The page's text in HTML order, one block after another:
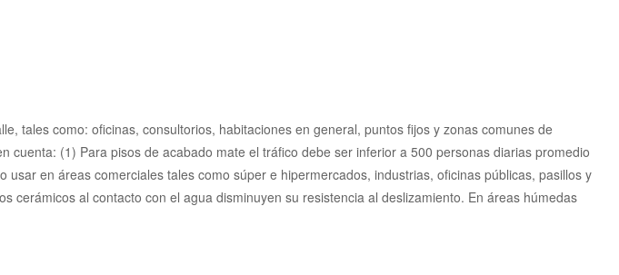
tales como: oficinas, consultorios, habitaciones en general, puntos fijos y zonas comunes de
(1) Para pisos de acabado mate el tráfico debe ser inferior a 500 personas diarias promedio
en áreas comerciales tales como súper e hipermercados, industrias, oficinas públicas, pasillos y
al contacto con el agua disminuyen su resistencia al deslizamiento. En áreas húmedas